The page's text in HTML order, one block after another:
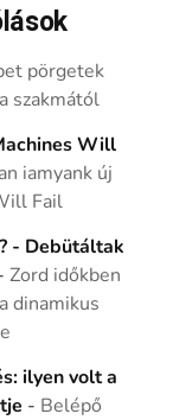
pörgetek
szakmától
Will
iamyank új
Fail
- Debütáltak
Zord időkben
dinamikus
ilyen volt a
- Belépő